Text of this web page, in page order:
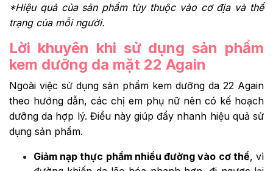
*Hiệu quả của sản phẩm tùy thuộc vào cơ địa và thể
trạng của mỗi người.
Lời khuyên khi sử dụng sản phẩm
kem dưỡng da mặt 22 Again
Ngoài việc sử dụng sản phẩm kem dưỡng da 22 Again
theo hướng dẫn, các chị em phụ nữ nên có kế hoạch
dưỡng da hợp lý. Điều này giúp đẩy nhanh hiệu quả sử
dụng sản phẩm.
Giảm nạp thực phẩm nhiều đường vào cơ thể, vì